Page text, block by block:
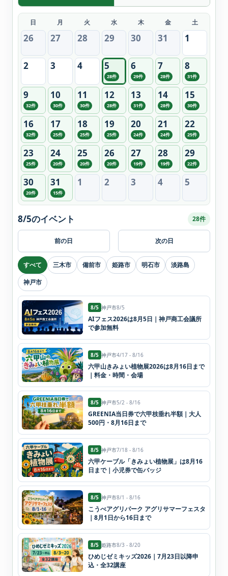
日 月 火 水 木 金 土
26 27 28 29 30 31 1
2 3 4 5
28件
6
29件
7
28件
8
31件
9
32件
10
30件
11
30件
12
28件
13
31件
14
28件
15
30件
16
32件
17
25件
18
25件
19
25件
20
24件
21
24件
22
25件
23
25件
24
20件
25
20件
26
20件
27
19件
28
19件
29
22件
30
20件
31
15件
1 2 3 4 5
前の日
8/5のイベント 28件
次の日
すべて 三木市 備前市 姫路市 明石市
淡路島
神戸市
8/5 神戸市8/5
AIフェス2026は8月5日｜神戸商工会議所
で参加無料
8/5 神戸市4/17 - 8/16
六甲山きみょい植物展2026は8月16日まで
｜料金・時間・会場
8/5 神戸市5/2 - 8/16
GREENIA当日券で六甲枝垂れ半額｜大人
500円・8月16日まで
8/5 神戸市7/18 - 8/16
六甲ケーブル「きみょい植物展」は8月16
日まで｜小児券で缶バッジ
8/5 神戸市8/1 - 8/16
こうべアグリパーク アグリサマーフェスタ
｜8月1日から16日まで
8/5 姫路市8/3 - 8/20
ひめじゼミキッズ2026｜7月23日以降申
込・全32講座